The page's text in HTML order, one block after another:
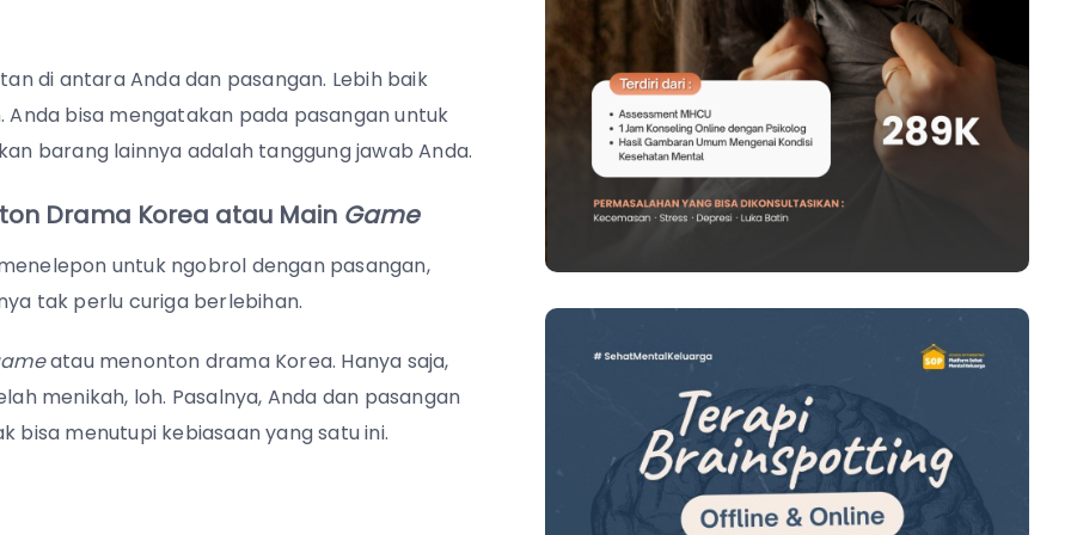
di antara Anda dan pasangan. Lebih baik
Anda bisa mengatakan pada pasangan untuk
barang lainnya adalah tanggung jawab Anda.
Drama Korea atau Main Game
untuk ngobrol dengan pasangan,
tak perlu curiga berlebihan.
atau menonton drama Korea. Hanya saja,
menikah, loh. Pasalnya, Anda dan pasangan
bisa menutupi kebiasaan yang satu ini.